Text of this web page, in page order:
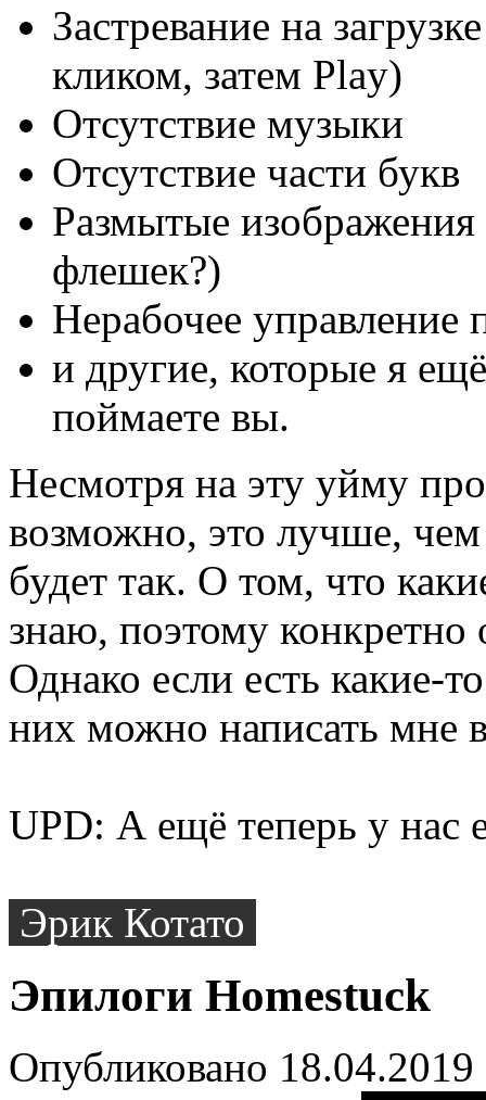
Застревание на
кликом, затем Play)
Отсутствие музыки
Отсутствие части букв
Размытые
флешек?)
Нерабочее управление
и другие, которые я
поймаете вы.
Несмотря на эту уйму
возможно, это лучше,
будет так. О том, что
знаю, поэтому конкретно
Однако если есть какие-
них можно написать мне
UPD: А ещё теперь у нас
Эрик Котато
Эпилоги Homestuck
Опубликовано 18.04.2019